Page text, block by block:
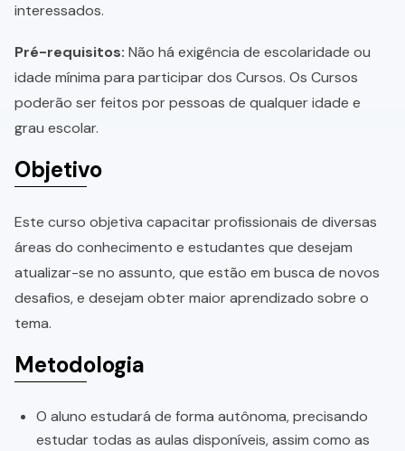
interessados.
Pré-requisitos: Não há exigência de escolaridade ou
idade mínima para participar dos Cursos. Os Cursos
poderão ser feitos por pessoas de qualquer idade e
grau escolar.
Objetivo
Este curso objetiva capacitar profissionais de diversas
áreas do conhecimento e estudantes que desejam
atualizar-se no assunto, que estão em busca de novos
desafios, e desejam obter maior aprendizado sobre o
tema.
Metodologia
O aluno estudará de forma autônoma, precisando
estudar todas as aulas disponíveis, assim como as